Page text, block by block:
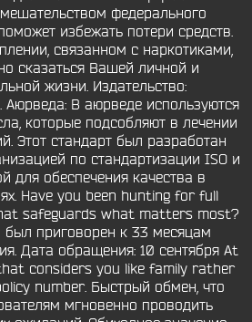
федерального
избежать потери средств.
связанном с наркотиками,
сказаться Вашей личной и
жизни. Издательство:
Аюрведа: В аюрведе используются
которые подсобляют в лечении
Этот стандарт был разработан
по стандартизации ISO и
для обеспечения качества в
Have you been hunting for full
safeguards what matters most?
приговорен к 33 месяцам
Дата обращения: 10 сентября At
considers you like family rather
number. Быстрый обмен, что
мгновенно проводить